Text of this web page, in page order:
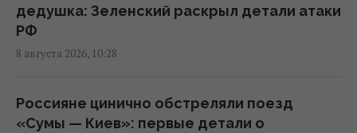
09:26 суббота, 08 августа 2026
Россия нашла слабое место украинской
08:30 суббота, 08 августа 2026
дедушка: Зеленский раскрыл детали атаки
РФ
8 августа 2026, 10:28
Россияне цинично обстреляли поезд
«Сумы — Киев»: первые детали о